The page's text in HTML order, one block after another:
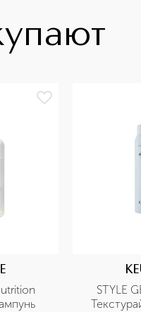
STYLE